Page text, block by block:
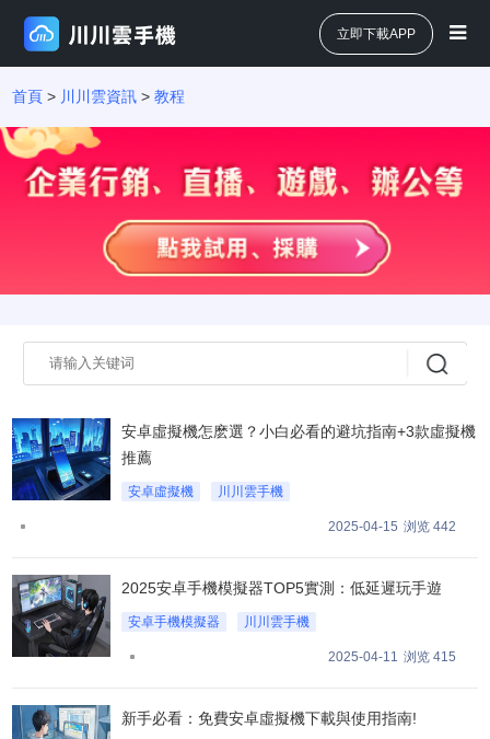
立即下載APP
首頁 > 川川雲資訊 >教程
安卓虛擬機怎麽選？小白必看的避坑指南+3款虛擬機
推薦
安卓虛擬機 川川雲手機
浏览 442
2025-04-15
2025安卓手機模擬器TOP5實測：低延遲玩手遊
安卓手機模擬器
川川雲手機
2025安卓手機模擬器TOP5實測
浏览 415
2025-04-11
新手必看：免費安卓虛擬機下載與使用指南!